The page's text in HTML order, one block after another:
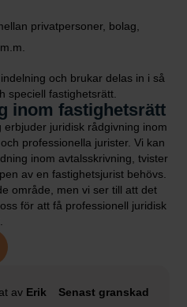
privatpersoner, bolag,
och brukar delas in i så
speciell fastighetsrätt.
inom fastighetsrätt
juridisk rådgivning inom
professionella jurister. Vi kan
inom avtalsskrivning, tvister
av en fastighetsjurist behövs.
område, men vi ser till att det
för att få professionell juridisk
av Erik
Senast granskad